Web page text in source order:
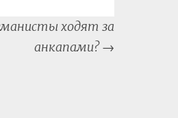
ходят за
анкапами?→